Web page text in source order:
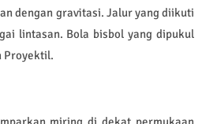
dengan gravitasi. Jalur yang diikuti
lintasan. Bola bisbol yang dipukul
Proyektil.